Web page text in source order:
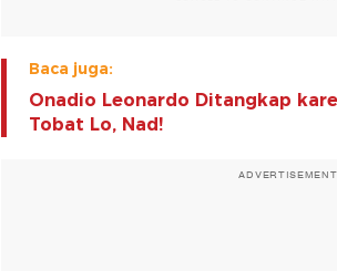
Baca juga:
Onadio Leonardo Ditangkap
Tobat Lo, Nad!
ADVERTISEMENT